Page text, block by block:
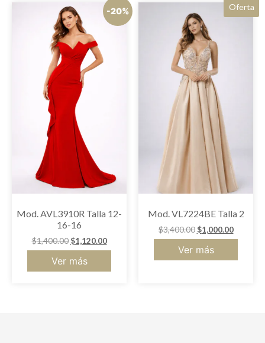
-20%
Mod. AVL3910R Talla 12-
16-16
$1,400.00 $1,120.00
Ver más
Oferta
Mod. VL7224BE Talla 2
$3,400.00 $1,000.00
Ver más